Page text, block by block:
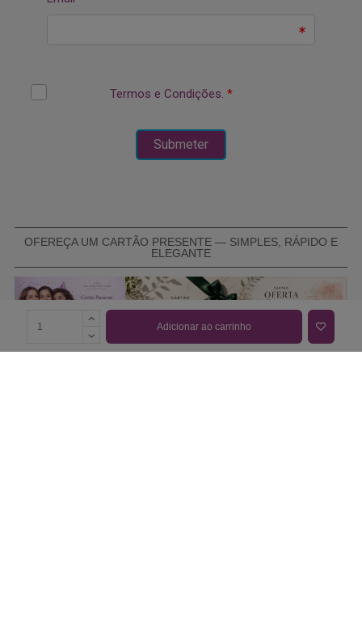
Adicionar ao carrinho
OFEREÇA UM CARTÃO PRESENTE — SIMPLES, RÁPIDO E
ELEGANTE